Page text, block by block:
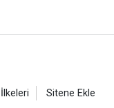
Sitene Ekle